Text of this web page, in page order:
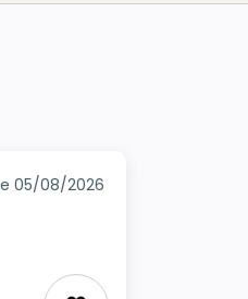
05/08/2026